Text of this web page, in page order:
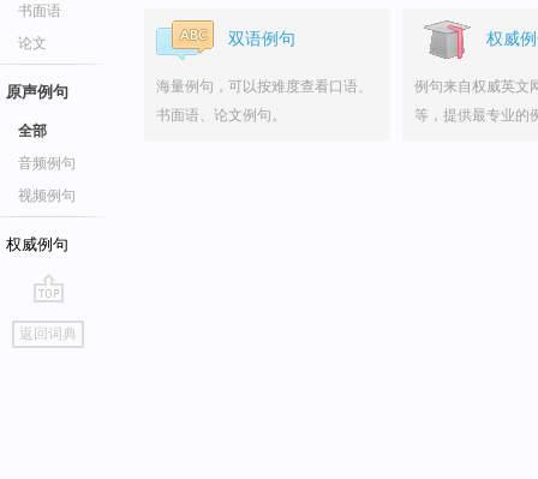
书面语
论文
原声例句
全部
音频例句
视频例句
权威例句
go
top
返回词典
双语例句
海量例句，可以按难度查看口语、
书面语、论文例句。
权威
例句来自权威英文
等，提供最专业的